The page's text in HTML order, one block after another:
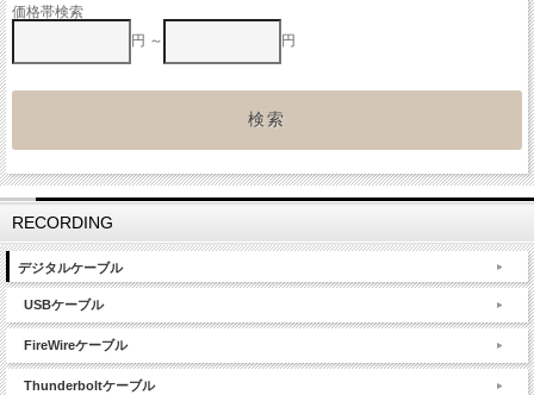
価格帯検索
円 ～
円
RECORDING
デジタルケーブル
USBケーブル
FireWireケーブル
Thunderboltケーブル